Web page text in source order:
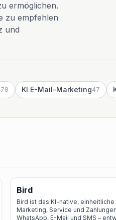
ermöglichen.
zu empfehlen
und
KI E-Mail-Marketing47
Bird
Bird ist das KI-native, einheitliche
Marketing, Service und
WhatsApp, E-Mail und SMS –